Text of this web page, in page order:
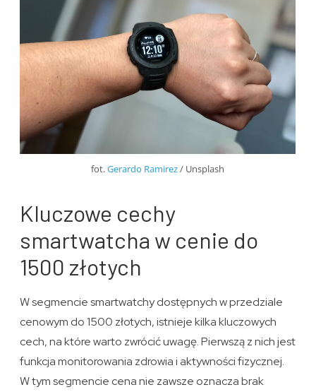
fot.Gerardo Ramirez/ Unsplash
Kluczowe cechy
smartwatcha w cenie do
1500 złotych
W segmencie smartwatchy dostępnych w przedziale
cenowym do 1500 złotych, istnieje kilka kluczowych
cech, na które warto zwrócić uwagę. Pierwszą z nich jest
funkcja monitorowania zdrowia i aktywności fizycznej.
W tym segmencie cena nie zawsze oznacza brak